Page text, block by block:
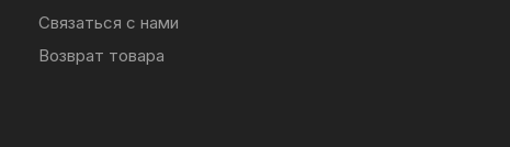
Связаться с нами
Возврат товара